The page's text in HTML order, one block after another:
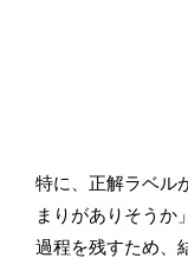
特に、正解ラベル
まりがありそうか
過程を残すため、